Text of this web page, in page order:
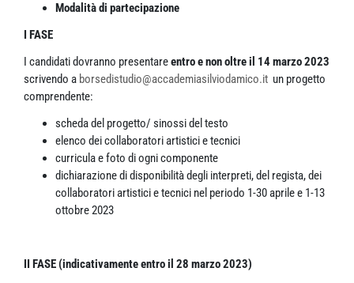
Modalità di partecipazione
I FASE
I candidati dovranno presentareentro e non oltre il 14 marzo 2023
scrivendo a borsedistudio@accademiasilviodamico.it un progetto
comprendente:
scheda del progetto/ sinossi del testo
elenco dei collaboratori artistici e tecnici
curricula e foto di ogni componente
dichiarazione di disponibilità degli interpreti, del regista, dei
collaboratori artistici e tecnici nel periodo 1-30 aprile e 1-13
ottobre 2023
II FASE (indicativamente entro il 28 marzo 2023)